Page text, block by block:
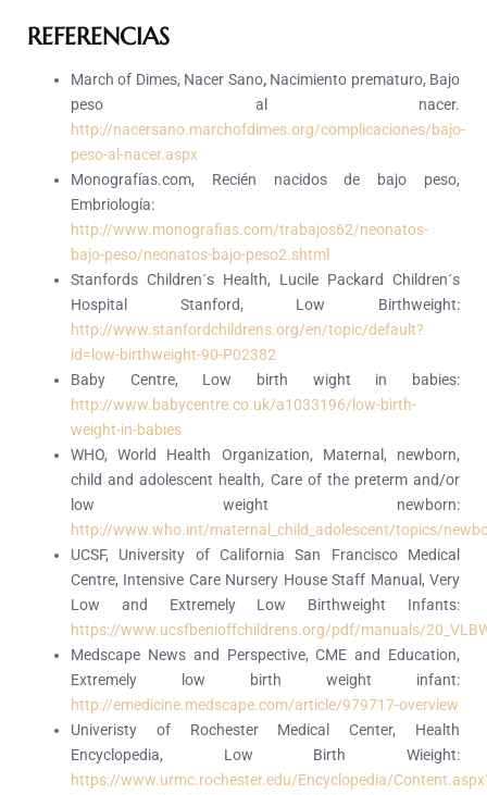
REFERENCIAS
March of Dimes, Nacer Sano, Nacimiento prematuro, Bajo
peso al nacer.
http://nacersano.marchofdimes.org/complicaciones/bajo-
peso-al-nacer.aspx
Monografías.com, Recién nacidos de bajo peso,
Embriología:
http://www.monografias.com/trabajos62/neonatos-
bajo-peso/neonatos-bajo-peso2.shtml
Stanfords Children´s Health, Lucile Packard Children´s
Hospital Stanford, Low Birthweight:
http://www.stanfordchildrens.org/en/topic/default?
id=low-birthweight-90-P02382
Baby Centre, Low birth wight in babies:
http://www.babycentre.co.uk/a1033196/low-birth-
weight-in-babies
WHO, World Health Organization, Maternal, newborn,
child and adolescent health, Care of the preterm and/or
low weight newborn:
http://www.who.int/maternal_child_adolescent/topics/
UCSF, University of California San Francisco Medical
Centre, Intensive Care Nursery House Staff Manual, Very
Low and Extremely Low Birthweight Infants:
https://www.ucsfbenioffchildrens.org/pdf/manuals/
Medscape News and Perspective, CME and Education,
Extremely low birth weight infant:
http://emedicine.medscape.com/article/979717-overview
Univeristy of Rochester Medical Center, Health
Encyclopedia, Low Birth Wieight:
https://www.urmc.rochester.edu/Encyclopedia/